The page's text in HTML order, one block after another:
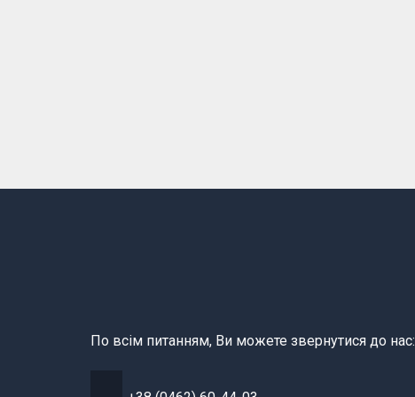
По всім питанням, Ви можете звернутися до нас: